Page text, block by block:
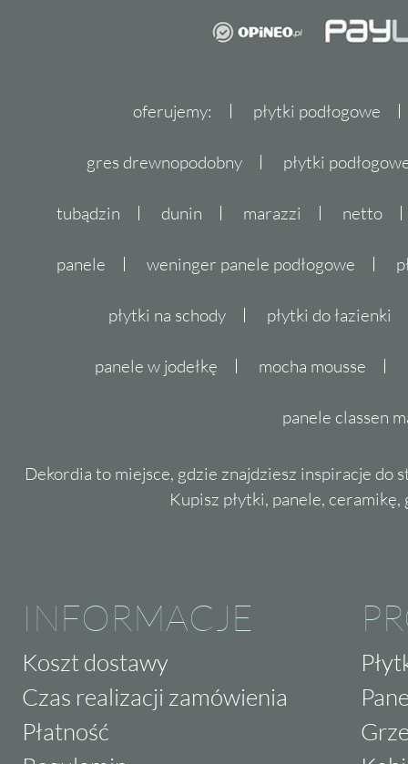
oferujemy: płytki podłogowe
gres drewnopodobny płytki
tubądzin dunin marazzi netto
panele weninger panele podłogowe
płytki na schody płytki do łazienki
panele w jodełkę mocha mousse
panele classen
Dekordia to miejsce, gdzie znajdziesz inspiracje do
Kupisz płytki, panele,
INFORMACJE
Koszt dostawy
Czas realizacji zamówienia
Płatność